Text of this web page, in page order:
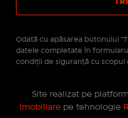
Odată cu apăsarea butonului
datele completate în
condiţii de siguranţă cu scopul
Site realizat pe
Imobiliare pe tehnologie